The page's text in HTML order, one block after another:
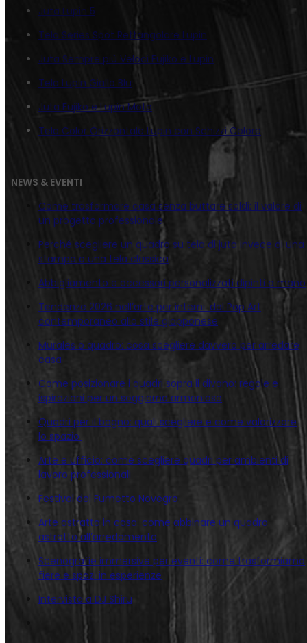
Juta Lupin 5
Tela Series Spot Rettangolare Lupin
Juta Sempre più Veloci Fujiko e Lupin
Tela Lupin Giallo Blu
Juta Fujiko e Lupin Moto
Tela Color Orizzontale Lupin con Schizzi Colore
NEWS & EVENTI
Come trasformare casa senza buttare soldi: il valore di
un progetto professionale
Perché scegliere un quadro su tela di juta invece di una
stampa o una tela classica
Abbigliamento e accessori personalizzati dipinti a mano
Tendenze 2026 nell’arte per interni: dal Pop Art
contemporaneo allo stile giapponese
Murales o quadro: cosa scegliere davvero per arredare
casa
Come posizionare i quadri sopra il divano: regole e
ispirazioni per un soggiorno armonioso
Quadri per il bagno: quali scegliere e come valorizzare
lo spazio
Arte e ufficio: come scegliere quadri per ambienti di
lavoro professionali
Festival del Fumetto Novegro
Arte astratta in casa: come abbinare un quadro
astratto all’arredamento
Scenografie immersive per eventi: come trasformiamo
fiere e spazi in esperienze
Intervista a DJ Shiru